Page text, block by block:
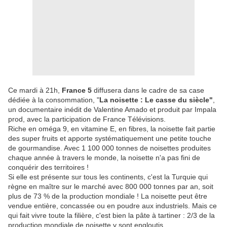
Ce mardi à 21h, France 5 diffusera dans le cadre de sa case
dédiée à la consommation, "La noisette : Le casse du siècle"
un documentaire inédit de Valentine Amado et produit par Impala
prod, avec la participation de France Télévisions.
Riche en oméga 9, en vitamine E, en fibres, la noisette fait partie
des super fruits et apporte systématiquement une petite touche
de gourmandise. Avec 1 100 000 tonnes de noisettes produites
chaque année à travers le monde, la noisette n'a pas fini de
conquérir des territoires !
Si elle est présente sur tous les continents, c'est la Turquie qui
règne en maître sur le marché avec 800 000 tonnes par an, soit
plus de 73 % de la production mondiale ! La noisette peut être
vendue entière, concassée ou en poudre aux industriels. Mais ce
qui fait vivre toute la filière, c'est bien la pâte à tartiner : 2/3 de la
production mondiale de noisette y sont engloutis.